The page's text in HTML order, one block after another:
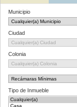
Municipio
Ciudad
Colonia
Tipo de Inmueble